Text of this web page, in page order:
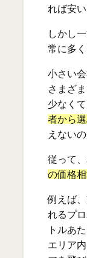
れば安
しかし
常に多く
小さい
さまざ
少なく
者から
えない
従って
の価格
例えば
れるプ
トルあ
エリア